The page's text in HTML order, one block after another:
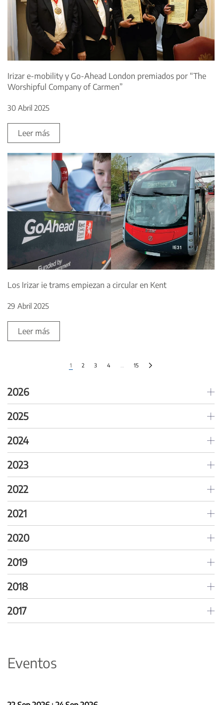
Irizar e-mobility y Go-Ahead London premiados por “The
Worshipful Company of Carmen”
30 Abril 2025
Leer más
Los Irizar ie trams empiezan a circular en Kent
29 Abril 2025
Leer más
1 2 3 4 15
2026
2025
2024
2023
2022
2021
2020
2019
2018
2017
Eventos